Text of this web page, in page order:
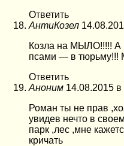
Ответить
АнтиКозел
Козла на МЫЛО!!!!! А
псами — в тюрьму!!!
Ответить
Аноним 14.08.2015 в
Роман ты не прав
увидев нечто в
парк ,лес ,мне
кричать